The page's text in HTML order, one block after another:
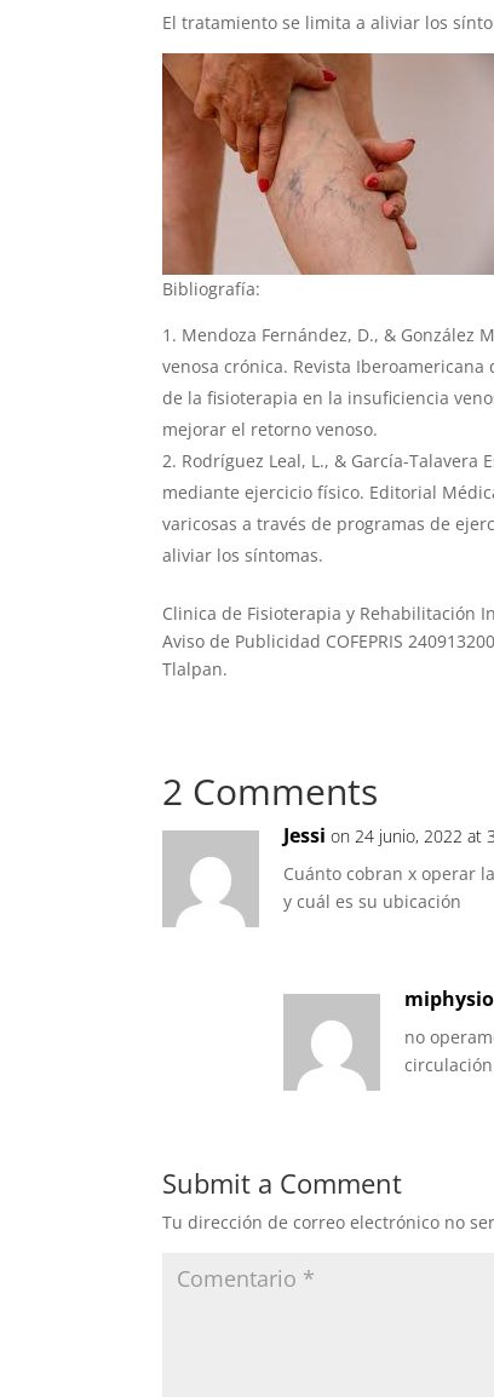
El tratamiento se limita a aliviar los
Bibliografía:
Mendoza Fernández, D., & González
venosa crónica. Revista Iberoamericana
de la fisioterapia en la insuficiencia
mejorar el retorno venoso.
Rodríguez Leal, L., & García-Talavera
mediante ejercicio físico. Editorial
varicosas a través de programas de
aliviar los síntomas.
Clinica de Fisioterapia y Rehabilitación
Aviso de Publicidad COFEPRIS
Tlalpan.
2 Comments
Jessi on 24 junio, 2022 at
Cuánto cobran x operar
y cuál es su ubicación
miphysio
no
Submit a Comment
Tu dirección de correo electrónico no